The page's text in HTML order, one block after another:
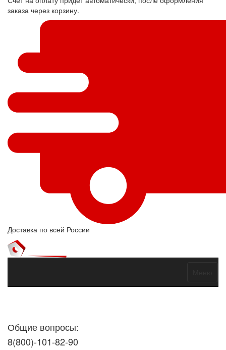
заказа через корзину.
Доставка по всей России
Общие вопросы:
8(800)-101-82-90